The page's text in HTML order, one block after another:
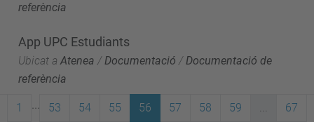
referència
App UPC Estudiants
Ubicat a Atenea / Documentació / Documentació de
referència
1 53 54 55 56 57 58 59 67